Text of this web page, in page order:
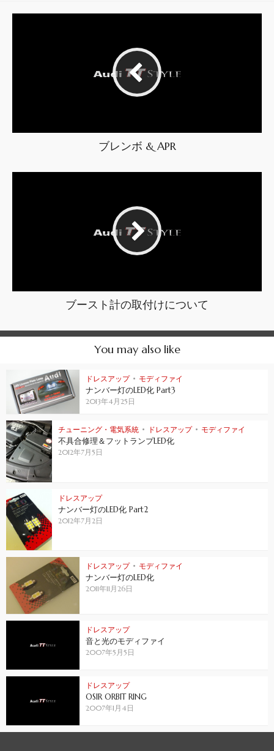
ブレンボ & APR
ブースト計の取付けについて
You may also like
ドレスアップ • モディファイ
ナンバー灯のLED化 Part3
2013年4月25日
チューニング・電気系統 • ドレスアップ • モディファイ
不具合修理＆フットランプLED化
2012年7月5日
ドレスアップ
ナンバー灯のLED化 Part2
2012年7月2日
ドレスアップ • モディファイ
ナンバー灯のLED化
2011年11月26日
ドレスアップ
音と光のモディファイ
2007年5月5日
ドレスアップ
OSIR ORBIT RING
2007年1月4日